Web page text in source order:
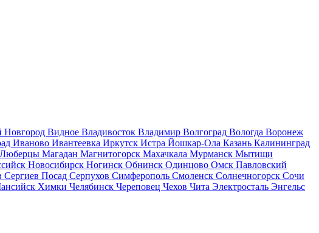
Новгород Видное Владивосток Владимир Волгоград Вологда Воронеж
Иваново Ивантеевка Иркутск Истра Йошкар-Ола Казань Калининград
Люберцы Магадан Магнитогорск Махачкала Мурманск Мытищи
Новосибирск Ногинск Обнинск Одинцово Омск Павловский
Сергиев Посад Серпухов Симферополь Смоленск Солнечногорск Сочи
Химки Челябинск Череповец Чехов Чита Электросталь Энгельс